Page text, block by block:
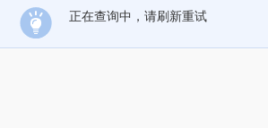
正在查询中，请刷新重试